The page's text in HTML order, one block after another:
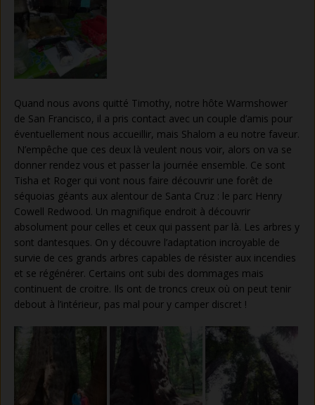
Quand nous avons quitté Timothy, notre hôte Warmshower
de San Francisco, il a pris contact avec un couple d’amis pour
éventuellement nous accueillir, mais Shalom a eu notre faveur.
N’empêche que ces deux là veulent nous voir, alors on va se
donner rendez vous et passer la journée ensemble. Ce sont
Tisha et Roger qui vont nous faire découvrir une forêt de
séquoias géants aux alentour de Santa Cruz : le parc Henry
Cowell Redwood. Un magnifique endroit à découvrir
absolument pour celles et ceux qui passent par là. Les arbres y
sont dantesques. On y découvre l’adaptation incroyable de
survie de ces grands arbres capables de résister aux incendies
et se régénérer. Certains ont subi des dommages mais
continuent de croitre. Ils ont de troncs creux où on peut tenir
debout à l’intérieur, pas mal pour y camper discret !